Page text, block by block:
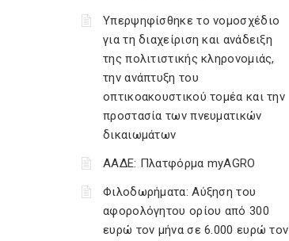
Υπερψηφίσθηκε το νομοσχέδιο
για τη διαχείριση και ανάδειξη
της πολιτιστικής κληρονομιάς,
την ανάπτυξη του
οπτικοακουστικού τομέα και την
προστασία των πνευματικών
δικαιωμάτων
ΑΑΔΕ: Πλατφόρμα myAGRO
Φιλοδωρήματα: Αύξηση του
αφορολόγητου ορίου από 300
ευρώ τον μήνα σε 6.000 ευρώ τον